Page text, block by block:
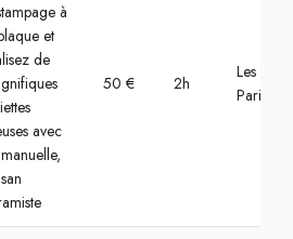
à
et
de
avec
50 € 2h
Les Lilas,
Paris